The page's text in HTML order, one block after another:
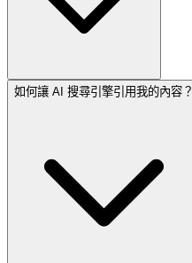
職涯發展
如何讓 AI 搜尋引擎引用我的內容？